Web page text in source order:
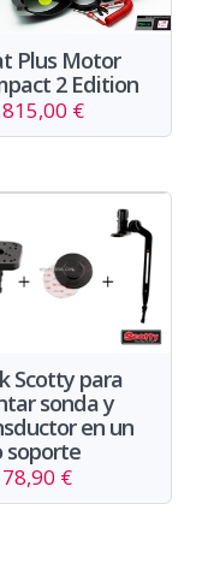
Plus Motor
2 Edition
815,00 €
Scotty para
sonda y
en un
soporte
78,90 €